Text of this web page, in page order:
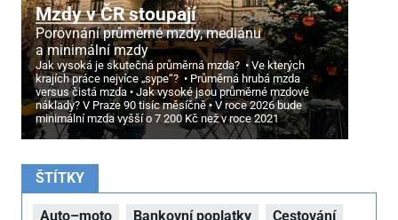
Mzdy v ČR stoupají
Porovnání průměrné mzdy, mediánu
a minimální mzdy
Jak vysoká je skutečná průměrná mzda?
Ve kterých
krajích práce nejvíce „sype“?
Průměrná hrubá mzda
versus čistá mzda
Jak vysoké jsou průměrné mzdové
náklady? V Praze 90 tisíc měsíčně
V roce 2026 bude
minimální mzda vyšší o 7 200 Kč než v roce 2021
ŠTÍTKY
Auto–moto Bankovní poplatky
Cestování